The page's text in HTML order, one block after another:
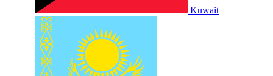
Kuwait